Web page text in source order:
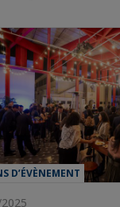
D’ÉVÈNEMENT